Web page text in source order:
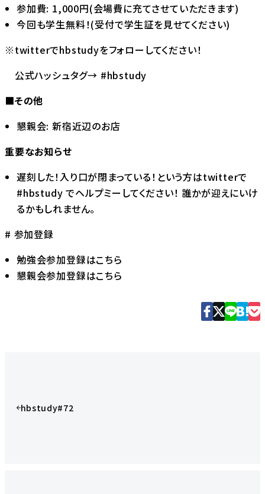
参加費: 1,000円(会場費に充てさせていただきます)
今回も学生無料！(受付で学生証を見せてください)
※twitterでhbstudyをフォローしてください！
公式ハッシュタグ→ #hbstudy
■その他
懇親会: 新宿近辺のお店
重要なお知らせ
遅刻した！入り口が閉まっている！という方はtwitterで
#hbstudy でヘルプミーしてください！ 誰かが迎えにいけ
るかもしれません。
# 参加登録
勉強会参加登録はこちら
懇親会参加登録はこちら
hbstudy#72